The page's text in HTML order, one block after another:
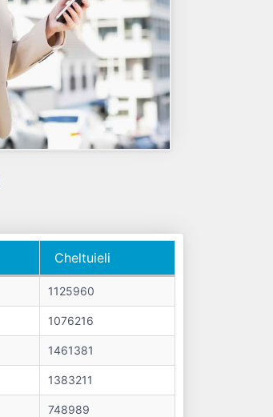
Cheltuieli
Cheltuieli
1125960
1076216
1461381
1383211
748989